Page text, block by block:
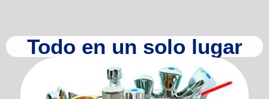
Todo en un solo lugar